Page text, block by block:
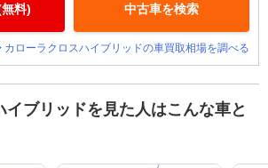
料) 中古車を検索
カローラクロスハイブリッドの車買取相場を調べる
イブリッドを見た人はこんな車と